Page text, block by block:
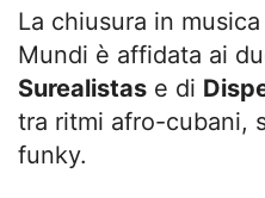
La chiusura in
Mundi è affidata ai
Surealistas e di
tra ritmi afro-cubani,
funky.